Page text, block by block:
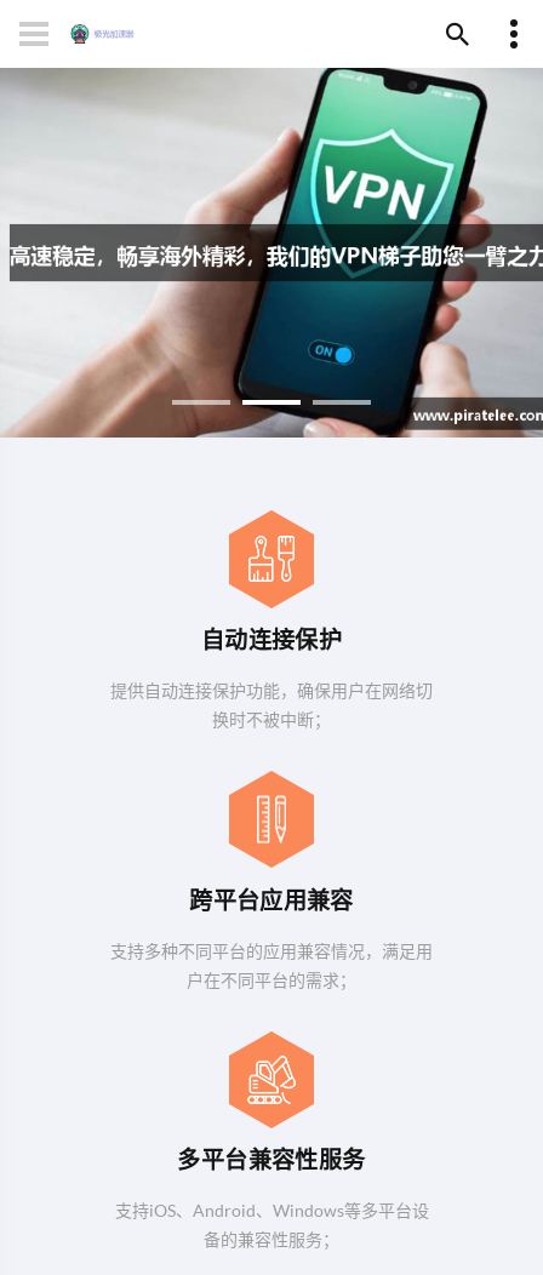
高速稳定，畅享海外精彩，我
们的VPN梯子助您一臂之力！
联系极光AURORA官网
自动连接保护
提供自动连接保护功能，确保用户在网络切
换时不被中断；
跨平台应用兼容
支持多种不同平台的应用兼容情况，满足用
户在不同平台的需求；
多平台兼容性服务
支持iOS、Android、Windows等多平台设
备的兼容性服务；